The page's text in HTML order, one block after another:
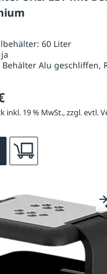
60 Liter
ja
Behälter Alu geschliffen,